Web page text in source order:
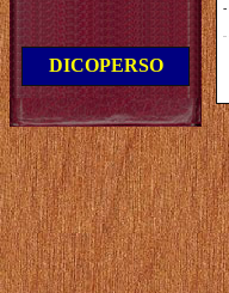
DICOPERSO
-